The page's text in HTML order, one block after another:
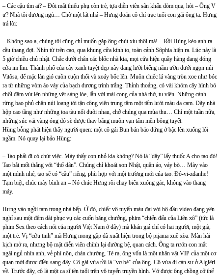
– Các cậu tìm ai? – Đôi mắt thiếu phụ còn trẻ, tựa diễn viên sân khấu dòm qua, hỏi – Ông V
ư? Nhà tôi đương ngủ… Chờ một lát nhá – Hưng đoán cô chỉ trạc tuổi con gái ông ta. Hưng
trả lời:
– Không sao ạ, chúng tôi cũng chỉ muốn gặp ông chút xíu thôi mà! – Rồi Hùng kéo anh ra
cầu thang đợi. Nhìn từ trên cao, qua khung cửa kính to, toàn cảnh Sôphia hiện ra. Lúc này là
5 giờ chiều chủ nhật. Chắc dưới chân các blốc nhà kia, mọi cửa hiệu quầy hàng đang đóng
cửa im lìm. Thành phố của cây xanh tuyệt đẹp này đang lười biếng nằm ườn dưới ngọn núi
Vitôsa, để mặc làn gió cuồn cuộn thổi và xoáy bốc lên. Muôn chiếc lá vàng tròn xoe như bóc
ra từ những vòm áo váy của bạch dương trinh trắng. Thỉnh thoảng, có vài khóm cây hình bó
chổi đâm vút lên những vệt sáng lóe, lẫn với mái cong của nhà thờ, tu viện. Những cánh
rừng bao phủ chân núi loang tới tận công viên trung tâm một tấm lưới màu da cam. Dãy nhà
hộp cao tầng như những toa tàu nối đuôi nhau, chở chúng qua mùa thu… Chỉ một tuần nữa,
những súc vải vàng óng đó sẽ được thay bằng muôn vạn tấm mền bông tuyết.
Hùng bỗng phát hiện thấy người quen: một cô gái Bun bán báo đứng ở bậc lên xuống lối
ngầm. Nó quay lại bảo Hùng:
– Tao phải đi có chút việc. Mày thấy con nhỏ kia không? Nó là “dây” lấy thuốc A cho tao đó!
Tao bắt mối thẳng với “thổ dân”. Chúng chỉ khoái son Nhật, quần áo, váy bò… Mày vào
một mình nhé, tao sẽ có “cầu” riêng, phù hợp với mội trường mới của tao. Đô-vi-zđanhe!
Tạm biệt, chúc mày bình an – Nó chúc Hưng rồi chạy biến xuống gác, không vào thang
máy.
Hưng vào ngồi tạm trong nhà bếp. Ở đó, chiếc vô tuyến màu đại với bộ đầu video đang yên
nghỉ sau một đêm dài phục vụ các cuốn băng chưởng, phim “chiến đấu của Liên xô” (tức là
phim Sex theo cách nói của người Việt Nam ở đây) mà khán giả chỉ có hai người, một già,
một trẻ. Vị “cứu tinh” mà Hưng mong gặp đã xuất hiện trong bộ pijama xuề xòa. Màn hài
kịch mở ra, nhưng bộ mặt diễn viên chính lại đường bệ, quan cách. Ông ta rướn con mắt
ngái ngủ nhìn anh, vẻ phì nộn, chán chường. Té ra, ông vốn là một nhân vật VIP của một cơ
quan mới được điều sang đây. Cô gái vừa rồi là “vợ bé” của ông. Cô vừa đi cán sự ở Algiêri
về. Trước đây, cô là một ca sĩ tên tuổi trên vô tuyến truyền hình. Vớ được ông chồng cỡ thế